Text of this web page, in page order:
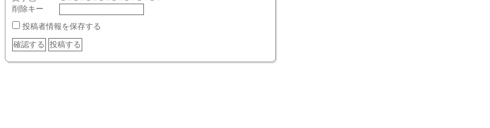
削除キー
投稿者情報を保存する